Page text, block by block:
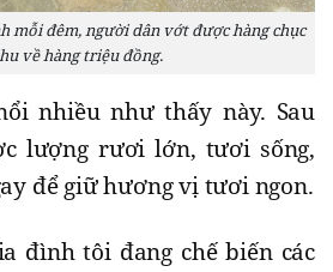
mỗi đêm, người dân vớt được hàng chục
về hàng triệu đồng.
nhiều như thấy này. Sau
lượng rươi lớn, tươi sống,
để giữ hương vị tươi ngon.
đình tôi đang chế biến các